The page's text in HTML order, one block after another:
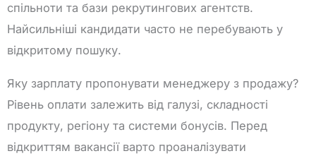
спільноти та бази рекрутингових агентств.
Найсильніші кандидати часто не перебувають у
відкритому пошуку.
Яку зарплату пропонувати менеджеру з продажу?
Рівень оплати залежить від галузі, складності
продукту, регіону та системи бонусів. Перед
відкриттям вакансії варто проаналізувати